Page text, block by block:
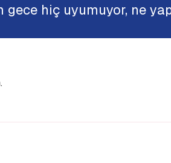
gece hiç uyumuyor, ne